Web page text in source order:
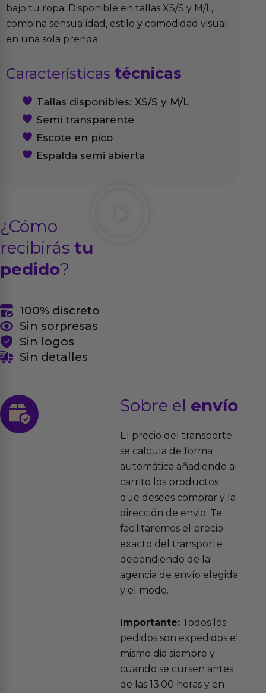
bajo tu ropa. Disponible en tallas XS/S y M/L,
combina sensualidad, estilo y comodidad visual
en una sola prenda.
Características técnicas
Tallas disponibles: XS/S y M/L
Semi transparente
Escote en pico
Espalda semi abierta
¿Cómo
recibirás tu
pedido?
100% discreto
Sin sorpresas
Sin logos
Sin detalles
Sobre el envío
El precio del transporte
se calcula de forma
automática añadiendo al
carrito los productos
que desees comprar y la
dirección de envio. Te
facilitaremos el precio
exacto del transporte
dependiendo de la
agencia de envío elegida
y el modo.
Importante:Todos los
pedidos son expedidos el
mismo dia siempre y
cuando se cursen antes
de las 13:00 horas y en